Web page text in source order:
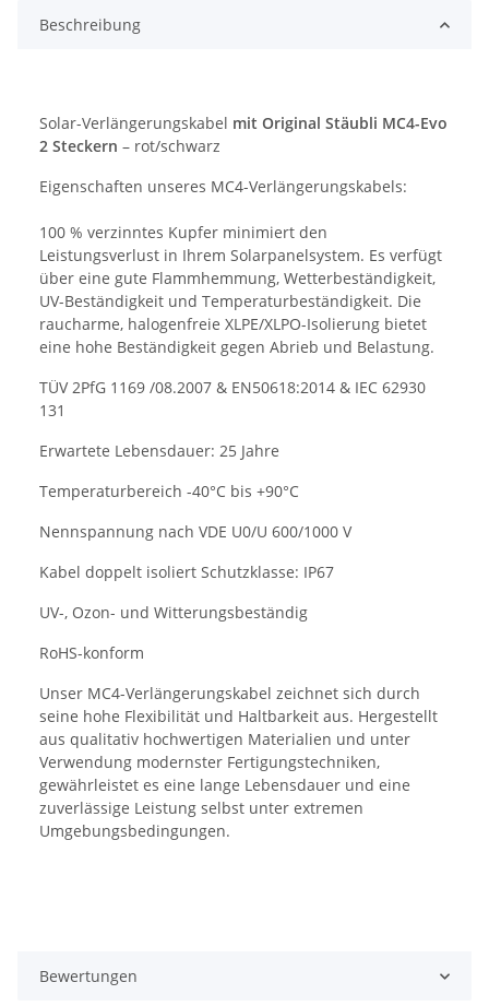
Beschreibung
Solar-Verlängerungskabel mit Original Stäubli MC4-Evo
2 Steckern – rot/schwarz
Eigenschaften unseres MC4-Verlängerungskabels:
100 % verzinntes Kupfer minimiert den
Leistungsverlust in Ihrem Solarpanelsystem. Es verfügt
über eine gute Flammhemmung, Wetterbeständigkeit,
UV-Beständigkeit und Temperaturbeständigkeit. Die
raucharme, halogenfreie XLPE/XLPO-Isolierung bietet
eine hohe Beständigkeit gegen Abrieb und Belastung.
TÜV 2PfG 1169 /08.2007 & EN50618:2014 & IEC 62930
131
Erwartete Lebensdauer: 25 Jahre
Temperaturbereich -40°C bis +90°C
Nennspannung nach VDE U0/U 600/1000 V
Kabel doppelt isoliert Schutzklasse: IP67
UV-, Ozon- und Witterungsbeständig
RoHS-konform
Unser MC4-Verlängerungskabel zeichnet sich durch
seine hohe Flexibilität und Haltbarkeit aus. Hergestellt
aus qualitativ hochwertigen Materialien und unter
Verwendung modernster Fertigungstechniken,
gewährleistet es eine lange Lebensdauer und eine
zuverlässige Leistung selbst unter extremen
Umgebungsbedingungen.
Bewertungen